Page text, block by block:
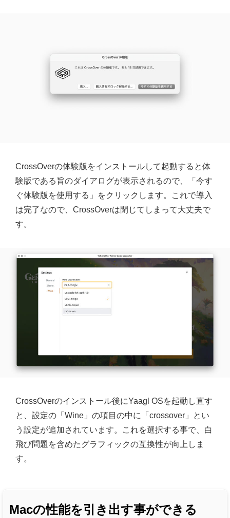
CrossOverの体験版をインストールして起動すると体
験版である旨のダイアログが表示されるので、「今す
ぐ体験版を使用する」をクリックします。これで導入
は完了なので、CrossOverは閉じてしまって大丈夫で
す。
CrossOverのインストール後にYaagl OSを起動し直す
と、設定の「Wine」の項目の中に「crossover」とい
う設定が追加されています。これを選択する事で、白
飛び問題を含めたグラフィックの互換性が向上しま
す。
Macの性能を引き出す事ができる